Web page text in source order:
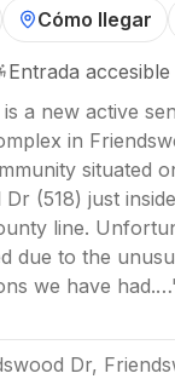
Cómo llegar
Entrada accesible
a new active
in
situated
(518) just
line.
due to the
we have had.…
Dr,